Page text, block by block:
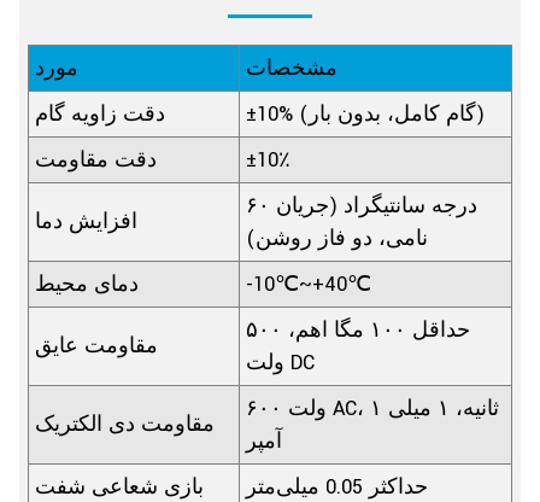
مورد
مشخصات
دقت زاویه گام
±10% (گام کامل، بدون بار)
دقت مقاومت
±10٪
افزایش دما
۶۰ درجه سانتیگراد (جریان
نامی، دو فاز روشن)
دمای محیط
-10℃~+40℃
مقاومت عایق
حداقل ۱۰۰ مگا اهم، ۵۰۰
ولت DC
مقاومت دی الکتریک
۶۰۰ ولت AC، ۱ ثانیه، ۱ میلی
آمپر
بازی شعاعی شفت
حداکثر 0.05 میلی‌متر